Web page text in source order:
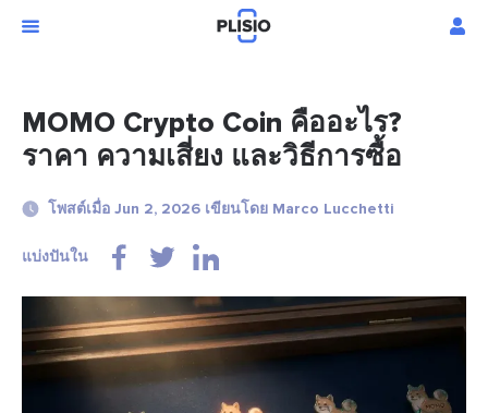
MOMO Crypto Coin คืออะไร?
ราคา ความเสี่ยง และวิธีการซื้อ
โพสต์เมื่อ Jun 2, 2026 เขียนโดย Marco Lucchetti
แบ่งปันใน